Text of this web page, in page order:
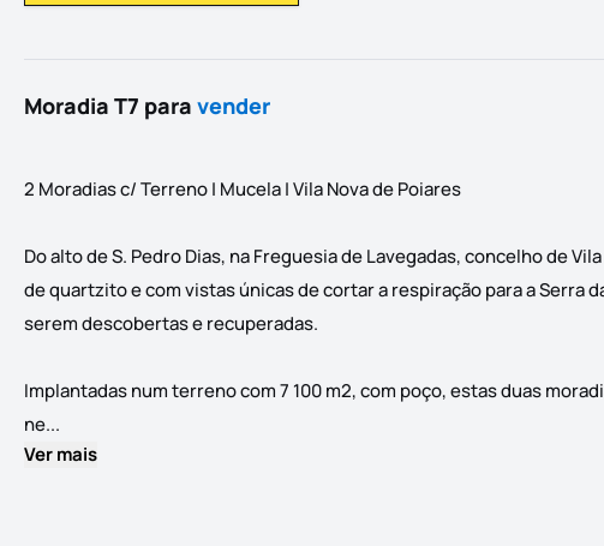
Moradia T7 para vender
2 Moradias c/ Terreno | Mucela | Vila Nova de Poiares
Do alto de S. Pedro Dias, na Freguesia de Lavegadas, concelho de
de quartzito e com vistas únicas de cortar a respiração para a Serra
serem descobertas e recuperadas.
Implantadas num terreno com 7 100 m2, com poço, estas duas
ne...
Ver mais